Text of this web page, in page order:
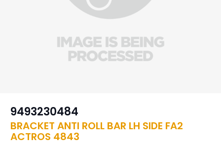
9493230484
BRACKET ANTI ROLL BAR LH SIDE FA2
ACTROS 4843